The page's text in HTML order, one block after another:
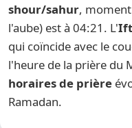
shour/sahur,
l'aube) est à 04:21. L'
qui coïncide avec le
l'heure de la prière du
horaires de prière
Ramadan.